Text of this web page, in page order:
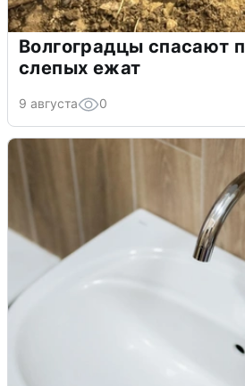
Волгоградцы спасают
слепых ежат
9 августа 0